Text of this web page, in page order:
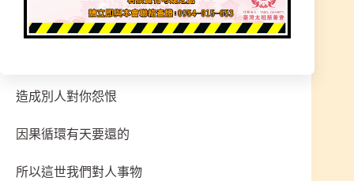
業障：前幾世累積起來
造成別人對你怨恨
因果循環有天要還的
所以這世我們對人事物